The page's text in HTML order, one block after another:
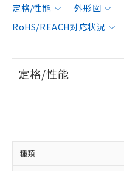
定格/性能 外形図
RoHS/REACH対応状況
定格/性能
種類